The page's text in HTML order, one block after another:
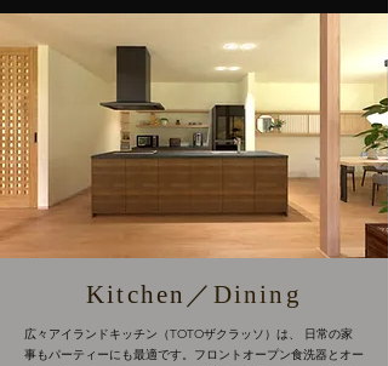
Kitchen／Dining
広々アイランドキッチン（TOTOザクラッソ）は、 日常の家
事もパーティーにも最適です。フロントオープン食洗器とオー